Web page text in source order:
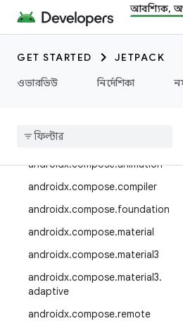
আবশ্যিক,
GET STARTED
JETPACK
ওভারভিউ
নির্দেশিকা
androidx.camera.media3
androidx.camera.viewfinder
androidx.car
androidx
androidx.compose.animation
androidx.compose.compiler
androidx.compose.foundation
androidx.compose.material
androidx.compose.material3
androidx.compose.material3.
adaptive
androidx.compose.remote